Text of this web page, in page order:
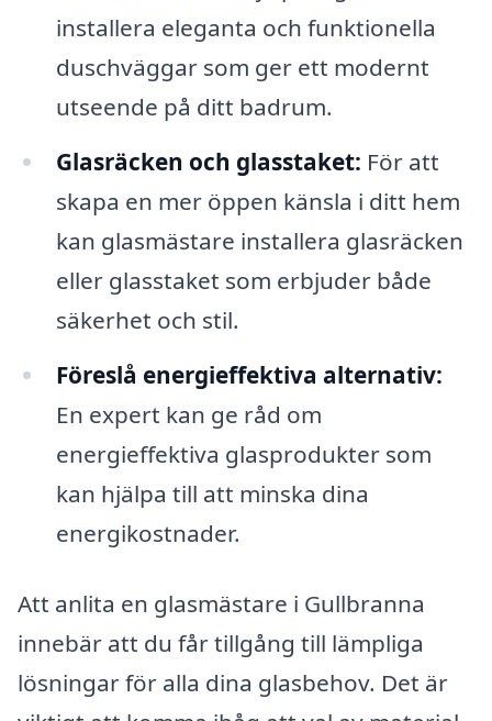
installera eleganta och funktionella
duschväggar som ger ett modernt
utseende på ditt badrum.
Glasräcken och glasstaket: För att
skapa en mer öppen känsla i ditt hem
kan glasmästare installera glasräcken
eller glasstaket som erbjuder både
säkerhet och stil.
Föreslå energieffektiva alternativ:
En expert kan ge råd om
energieffektiva glasprodukter som
kan hjälpa till att minska dina
energikostnader.
Att anlita en glasmästare i Gullbranna
innebär att du får tillgång till lämpliga
lösningar för alla dina glasbehov. Det är